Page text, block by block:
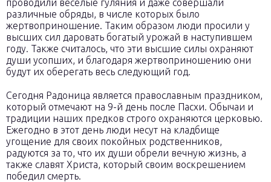
проводили весёлые гуляния и даже совершали
различные обряды, в числе которых было
жертвоприношение. Таким образом люди просили у
высших сил даровать богатый урожай в наступившем
году. Также считалось, что эти высшие силы охраняют
души усопших, и благодаря жертвоприношению они
будут их оберегать весь следующий год.
Сегодня Радоница является православным праздником,
который отмечают на 9-й день после Пасхи. Обычаи и
традиции наших предков строго охраняются церковью.
Ежегодно в этот день люди несут на кладбище
угощение для своих покойных родственников,
радуются за то, что их души обрели вечную жизнь, а
также славят Христа, который своим воскрешением
победил смерть.